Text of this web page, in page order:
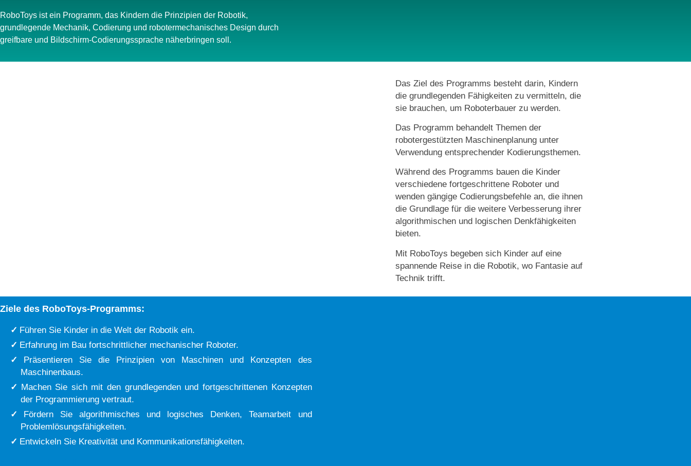
RoboToys ist ein Programm, das Kindern die Prinzipien der Robotik,
grundlegende Mechanik, Codierung und robotermechanisches Design durch
greifbare und Bildschirm-Codierungssprache näherbringen soll.
Das Ziel des Programms besteht darin, Kindern
die grundlegenden Fähigkeiten zu vermitteln, die
sie brauchen, um Roboterbauer zu werden.
Das Programm behandelt Themen der
robotergestützten Maschinenplanung unter
Verwendung entsprechender Kodierungsthemen.
Während des Programms bauen die Kinder
verschiedene fortgeschrittene Roboter und
wenden gängige Codierungsbefehle an, die ihnen
die Grundlage für die weitere Verbesserung ihrer
algorithmischen und logischen Denkfähigkeiten
bieten.
Mit RoboToys begeben sich Kinder auf eine
spannende Reise in die Robotik, wo Fantasie auf
Technik trifft.
Ziele des RoboToys-Programms:
Führen Sie Kinder in die Welt der Robotik ein.
Erfahrung im Bau fortschrittlicher mechanischer Roboter.
Präsentieren Sie die Prinzipien von Maschinen und Konzepten des
Maschinenbaus.
Machen Sie sich mit den grundlegenden und fortgeschrittenen Konzepten
der Programmierung vertraut.
Fördern Sie algorithmisches und logisches Denken, Teamarbeit und
Problemlösungsfähigkeiten.
Entwickeln Sie Kreativität und Kommunikationsfähigkeiten.